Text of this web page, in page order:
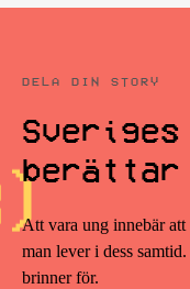
DELA DIN STORY
berättar
Att vara ung innebär
man lever i dess
brinner för.